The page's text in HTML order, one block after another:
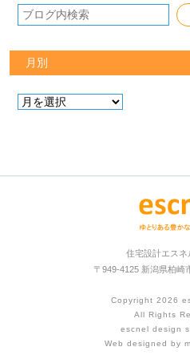
月別
住宅設計エスネ
〒949-4125 新潟県柏崎
Copyright 2026
All Rights
escnel design
Web designed by